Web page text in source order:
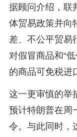
据顾问介绍，联
体贸易政策并向
差、不公平贸易
对假冒商品和“
的商品可免税进
这一更审慎的举
预计特朗普在周
令。与此同时，